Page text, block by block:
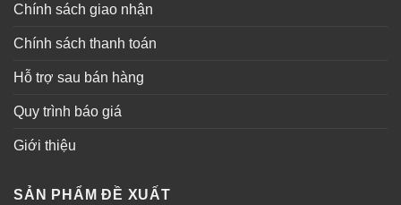
Chính sách giao nhận
Chính sách thanh toán
Hỗ trợ sau bán hàng
Quy trình báo giá
Giới thiệu
SẢN PHẨM ĐỀ XUẤT